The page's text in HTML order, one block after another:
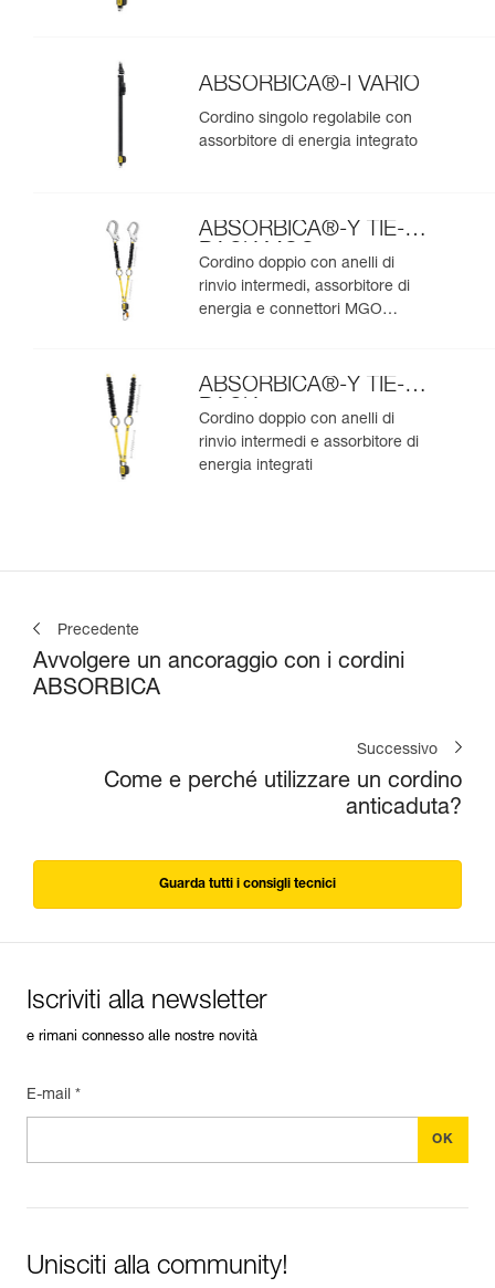
ABSORBICA®-I VARIO
Cordino singolo regolabile con
assorbitore di energia integrato
ABSORBICA®-Y TIE-
BACK MGO
Cordino doppio con anelli di
rinvio intermedi, assorbitore di
energia e connettori MGO
ABSORBICA®-Y TIE-
BACK
Cordino doppio con anelli di
rinvio intermedi e assorbitore di
energia integrati
Precedente
Avvolgere un ancoraggio con i cordini
ABSORBICA
Successivo
Come e perché utilizzare un cordino
anticaduta?
Guarda tutti i consigli tecnici
Iscriviti alla newsletter
e rimani connesso alle nostre novità
E-mail *
Unisciti alla community!